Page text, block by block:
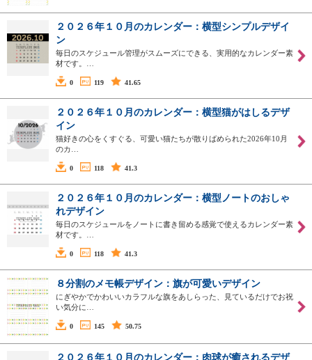
２０２６年１０月のカレンダー：横型シンプルデザイ
ン
毎日のスケジュール管理がスムーズにできる、実用的なカレンダー素
材です。…
0 119 41.65
２０２６年１０月のカレンダー：横型猫がはしるデザ
イン
猫好きの心をくすぐる、可愛い猫たちが散りばめられた2026年10月
のカ…
0 118 41.3
２０２６年１０月のカレンダー：横型ノートのおしゃ
れデザイン
毎日のスケジュールをノートに書き留める感覚で使えるカレンダー素
材です。…
0 118 41.3
８分割のメモ帳デザイン：旗が可愛いデザイン
にぎやかでかわいいカラフルな旗をあしらった、見ているだけでお祝
い気分に…
0 145 50.75
２０２６年１０月のカレンダー：肉球が癒されるデザ